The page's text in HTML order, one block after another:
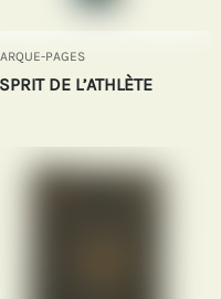
PAGES
DE L’ATHLÈTE